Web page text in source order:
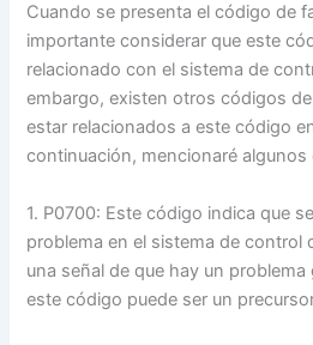
Cuando se presenta el código de
importante considerar que este
relacionado con el sistema de
embargo, existen otros códigos
estar relacionados a este código
continuación, mencionaré algunos
1. P0700: Este código indica que
problema en el sistema de control
una señal de que hay un
este código puede ser un